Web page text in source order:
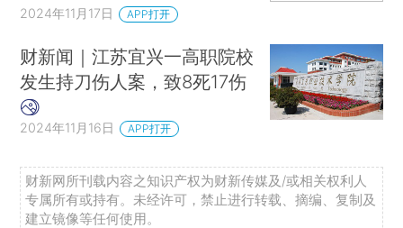
2024年11月17日 APP打开
财新闻｜江苏宜兴一高职院校
发生持刀伤人案，致8死17伤
2024年11月16日 APP打开
财新网所刊载内容之知识产权为财新传媒及/或相关权利人
专属所有或持有。未经许可，禁止进行转载、摘编、复制及
建立镜像等任何使用。